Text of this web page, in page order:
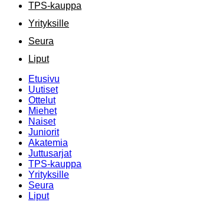
TPS-kauppa
Yrityksille
Seura
Liput
Etusivu
Uutiset
Ottelut
Miehet
Naiset
Juniorit
Akatemia
Juttusarjat
TPS-kauppa
Yrityksille
Seura
Liput